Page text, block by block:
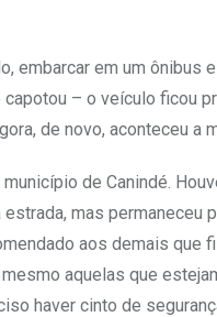
em um ônibus
– o veículo ficou
de novo, aconteceu a
de Canindé.
mas permaneceu
aos demais que
aquelas que
haver cinto de